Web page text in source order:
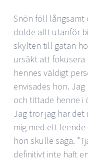
Snön föll långsamt
dolde allt utanför
skylten till gatan
ursäkt att fokusera
hennes väldigt
envisades hon.
och tittade henne i
Jag tror jag har det
mig med ett
hon skulle säga.
definitivt inte haft